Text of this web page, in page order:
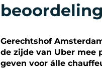
Gerechtshof
de zijde van Uber mee
geven voor álle